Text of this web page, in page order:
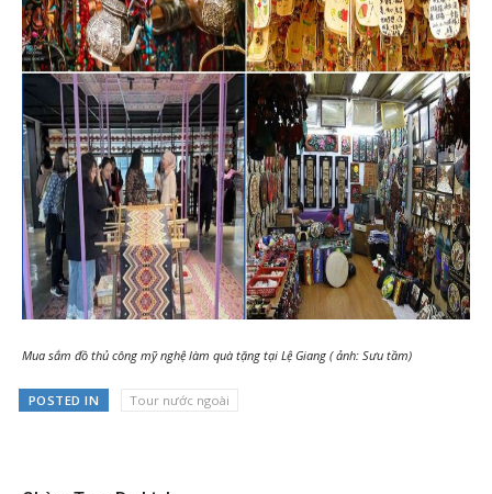
Mua sắm đồ thủ công mỹ nghệ làm quà tặng tại Lệ Giang ( ảnh: Sưu tầm)
POSTED IN Tour nước ngoài